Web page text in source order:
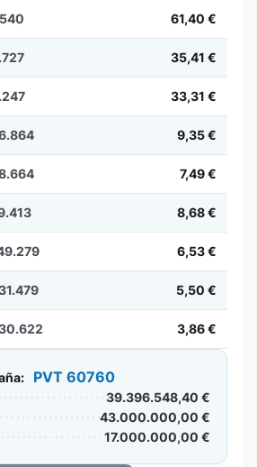
61,40 €
35,41 €
33,31 €
9,35 €
7,49 €
8,68 €
6,53 €
5,50 €
3,86 €
PVT 60760
39.396.548,40 €
43.000.000,00 €
17.000.000,00 €